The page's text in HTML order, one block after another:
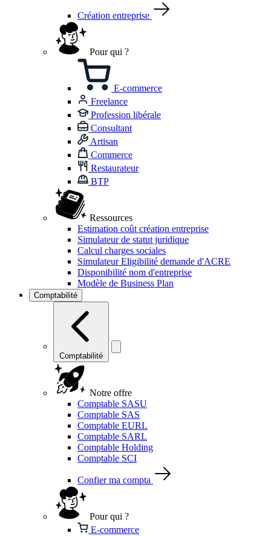
Création entreprise
Pour qui ?
E-commerce
Freelance
Profession libérale
Consultant
Artisan
Commerce
Restaurateur
BTP
Ressources
Estimation coût création entreprise
Simulateur de statut juridique
Calcul charges sociales
Simulateur Eligibilité demande d'ACRE
Disponibilité nom d'entreprise
Modèle de Business Plan
Comptabilité
Comptabilité
Notre offre
Comptable SASU
Comptable SAS
Comptable EURL
Comptable SARL
Comptable Holding
Comptable SCI
Confier ma compta
Pour qui ?
E-commerce